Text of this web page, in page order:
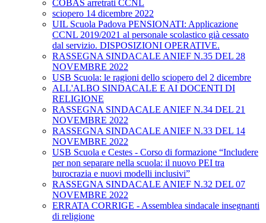
COBAS arretrati CCNL
sciopero 14 dicembre 2022
UIL Scuola Padova PENSIONATI: Applicazione
CCNL 2019/2021 al personale scolastico già cessato
dal servizio. DISPOSIZIONI OPERATIVE.
RASSEGNA SINDACALE ANIEF N.35 DEL 28
NOVEMBRE 2022
USB Scuola: le ragioni dello sciopero del 2 dicembre
ALL'ALBO SINDACALE E AI DOCENTI DI
RELIGIONE
RASSEGNA SINDACALE ANIEF N.34 DEL 21
NOVEMBRE 2022
RASSEGNA SINDACALE ANIEF N.33 DEL 14
NOVEMBRE 2022
USB Scuola e Cestes - Corso di formazione “Includere
per non separare nella scuola: il nuovo PEI tra
burocrazia e nuovi modelli inclusivi”
RASSEGNA SINDACALE ANIEF N.32 DEL 07
NOVEMBRE 2022
ERRATA CORRIGE - Assemblea sindacale insegnanti
di religione